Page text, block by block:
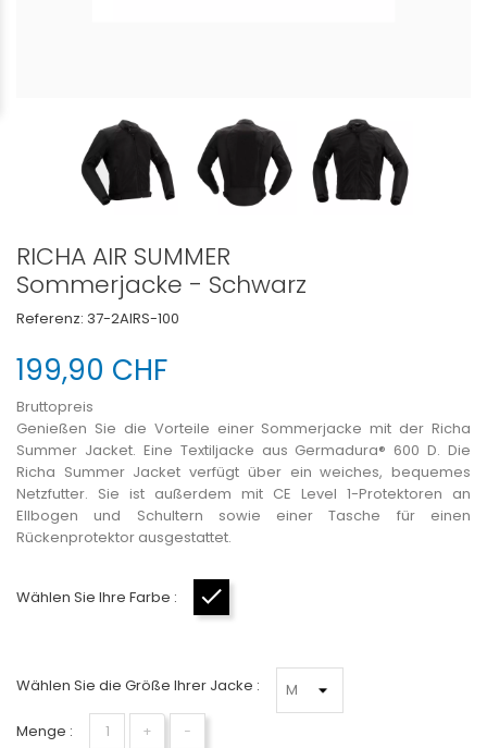
RICHA AIR SUMMER
Sommerjacke - Schwarz
Referenz: 37-2AIRS-100
199,90 CHF
Bruttopreis
Genießen Sie die Vorteile einer Sommerjacke mit der Richa
Summer Jacket. Eine Textiljacke aus Germadura® 600 D. Die
Richa Summer Jacket verfügt über ein weiches, bequemes
Netzfutter. Sie ist außerdem mit CE Level 1-Protektoren an
Ellbogen und Schultern sowie einer Tasche für einen
Rückenprotektor ausgestattet.
Wählen Sie Ihre Farbe :
Wählen Sie die Größe Ihrer Jacke :
Menge : + −